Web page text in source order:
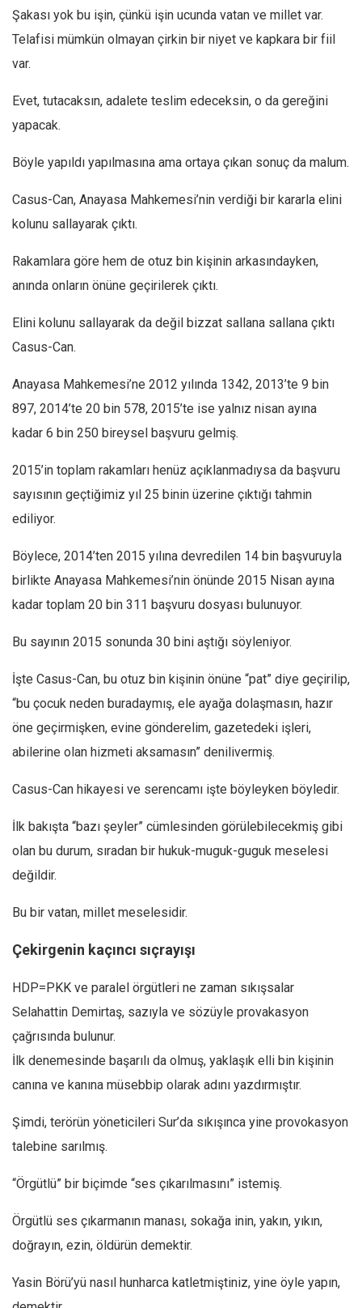
Hayat
Türkiye
Afrika
İslam Dünyası
Amerika
Tarih
Şakası yok bu işin, çünkü işin ucunda vatan ve millet var.
Telafisi mümkün olmayan çirkin bir niyet ve kapkara bir fiil
var.
Evet, tutacaksın, adalete teslim edeceksin, o da gereğini
yapacak.
Böyle yapıldı yapılmasına ama ortaya çıkan sonuç da malum.
Casus-Can, Anayasa Mahkemesi’nin verdiği bir kararla elini
kolunu sallayarak çıktı.
Rakamlara göre hem de otuz bin kişinin arkasındayken,
anında onların önüne geçirilerek çıktı.
Elini kolunu sallayarak da değil bizzat sallana sallana çıktı
Casus-Can.
Anayasa Mahkemesi’ne 2012 yılında 1342, 2013’te 9 bin
897, 2014’te 20 bin 578, 2015’te ise yalnız nisan ayına
kadar 6 bin 250 bireysel başvuru gelmiş.
2015’in toplam rakamları henüz açıklanmadıysa da başvuru
sayısının geçtiğimiz yıl 25 binin üzerine çıktığı tahmin
ediliyor.
Böylece, 2014’ten 2015 yılına devredilen 14 bin başvuruyla
birlikte Anayasa Mahkemesi’nin önünde 2015 Nisan ayına
kadar toplam 20 bin 311 başvuru dosyası bulunuyor.
Bu sayının 2015 sonunda 30 bini aştığı söyleniyor.
İşte Casus-Can, bu otuz bin kişinin önüne “pat” diye geçirilip,
“bu çocuk neden buradaymış, ele ayağa dolaşmasın, hazır
öne geçirmişken, evine gönderelim, gazetedeki işleri,
abilerine olan hizmeti aksamasın” denilivermiş.
Casus-Can hikayesi ve serencamı işte böyleyken böyledir.
İlk bakışta “bazı şeyler” cümlesinden görülebilecekmiş gibi
olan bu durum, sıradan bir hukuk-muguk-guguk meselesi
değildir.
Bu bir vatan, millet meselesidir.
Çekirgenin kaçıncı sıçrayışı
HDP=PKK ve paralel örgütleri ne zaman sıkışsalar
Selahattin Demirtaş, sazıyla ve sözüyle provakasyon
çağrısında bulunur.
İlk denemesinde başarılı da olmuş, yaklaşık elli bin kişinin
canına ve kanına müsebbip olarak adını yazdırmıştır.
Şimdi, terörün yöneticileri Sur’da sıkışınca yine provokasyon
talebine sarılmış.
“Örgütlü” bir biçimde “ses çıkarılmasını” istemiş.
Örgütlü ses çıkarmanın manası, sokağa inin, yakın, yıkın,
doğrayın, ezin, öldürün demektir.
Yasin Börü’yü nasıl hunharca katletmiştiniz, yine öyle yapın,